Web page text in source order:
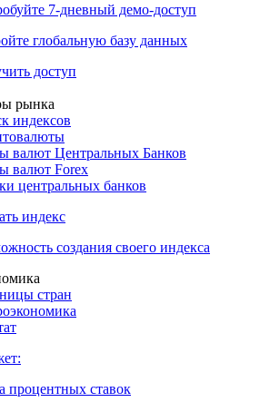
7-дневный демо-доступ
глобальную базу данных
доступ
рынка
индексов
валют Центральных Банков
валют Forex
центральных банков
индекс
создания своего индекса
стран
процентных ставок